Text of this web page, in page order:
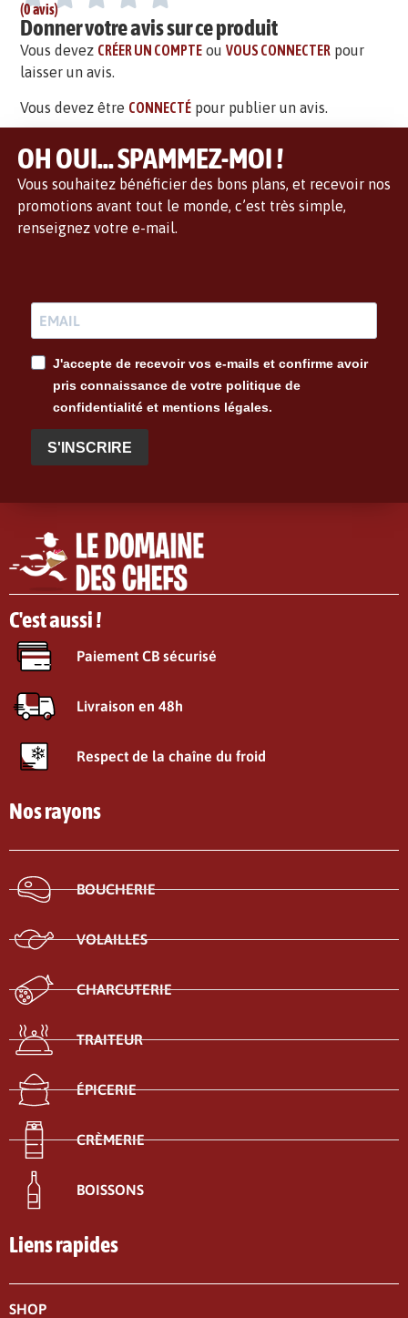
(0 avis)
Donner votre avis sur ce produit
Vous devez CRÉER UN COMPTE ouVOUS CONNECTER pour
laisser un avis.
Vous devez être CONNECTÉ pour publier un avis.
OH OUI... SPAMMEZ-MOI !
Vous souhaitez bénéficier des bons plans, et recevoir nos
promotions avant tout le monde, c’est très simple,
renseignez votre e-mail.
J'accepte de recevoir vos e-mails et confirme avoir
pris connaissance de votre politique de
confidentialité et mentions légales.
S'INSCRIRE
C'est aussi !
Paiement CB sécurisé
Livraison en 48h
Respect de la chaîne du froid
Nos rayons
BOUCHERIE
VOLAILLES
CHARCUTERIE
TRAITEUR
ÉPICERIE
CRÈMERIE
BOISSONS
Liens rapides
SHOP